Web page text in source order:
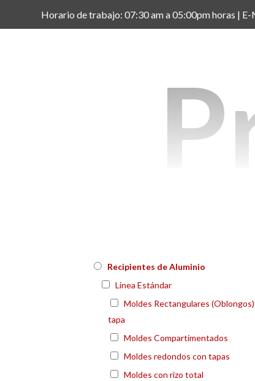
Horario de trabajo: 07:30 am a 05:00pm horas |
Recipientes de Aluminio
Linea Estándar
Moldes Rectangulares
tapa
Moldes Compartimentados
Moldes redondos con tapas
Moldes con rizo total